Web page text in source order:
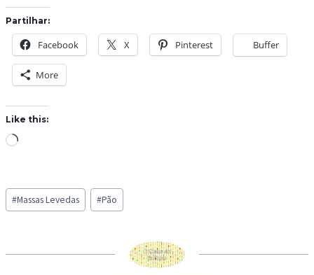
Partilhar:
Facebook X Pinterest Buffer
More
Like this:
L
d
g
Post
Tags:
#Massas Levedas #Pão